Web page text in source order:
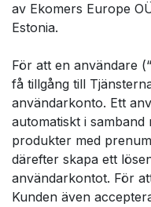
av Ekomers Europe
Estonia.
För att en användare
få tillgång till
användarkonto. Ett
automatiskt i
produkter med
därefter skapa ett
användarkontot. För
Kunden även